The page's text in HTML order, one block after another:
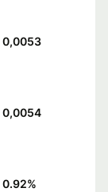
0,0053
0,0054
0.92%